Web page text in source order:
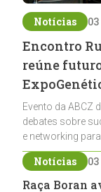
Notícias
Encontro
reúne
Evento da ABCZ
debates sobre
e networking
Notícias
Raça Boran